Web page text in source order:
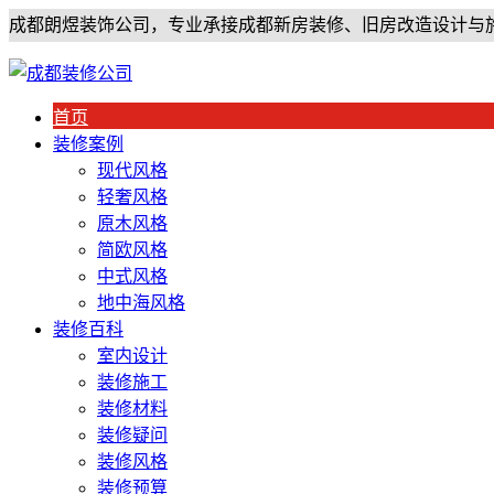
成都朗煜装饰公司，专业承接成都新房装修、旧房改造设计与
首页
装修案例
现代风格
轻奢风格
原木风格
简欧风格
中式风格
地中海风格
装修百科
室内设计
装修施工
装修材料
装修疑问
装修风格
装修预算